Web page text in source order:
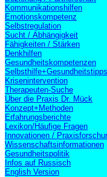
Kommunikationshilfen
Emotionskompetenz
Selbstregulation
Sucht / Abhängigkeit
Fähigkeiten / Stärken
Denkhilfen
Gesundheitskompetenzen
Selbsthilfe+Gesundheitstipps
Krisenintervention
Therapeuten-Suche
Über die Praxis Dr. Mück
Konzept+Methoden
Erfahrungsberichte
Lexikon/Häufige Fragen
Innovationen /
Wissenschaftsinformationen
Gesundheitspolitik
Infos auf Russisch
English Version